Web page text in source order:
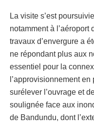
La visite s’est
notamment à l’aéroport
travaux d’envergure a
ne répondant plus aux
essentiel pour la
l’approvisionnement
surélever l’ouvrage et
soulignée face aux
de Bandundu, dont